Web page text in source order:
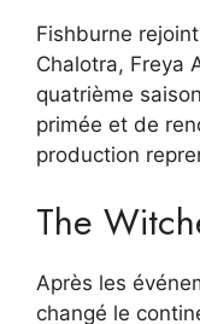
Fishburne
Chalotra, Freya
quatrième
primée et de
production
The
Après les
changé le